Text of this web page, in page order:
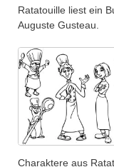
Ratatouille liest ein
Auguste Gusteau.
Charaktere aus